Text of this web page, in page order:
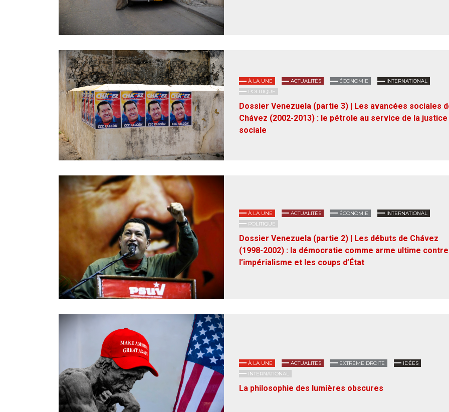
À LA UNE ACTUALITÉS ÉCONOMIE
INTERNATIONAL
POLITIQUE
Dossier Venezuela (partie 3) | Les avancées sociales
Chávez (2002-2013) : le pétrole au service de la justice
sociale
À LA UNE ACTUALITÉS ÉCONOMIE
INTERNATIONAL
POLITIQUE
Dossier Venezuela (partie 2) | Les débuts de Chávez
(1998-2002) : la démocratie comme arme ultime contre
l’impérialisme et les coups d’État
À LA UNE ACTUALITÉS EXTRÊME DROITE
IDÉES
INTERNATIONAL
La philosophie des lumières obscures